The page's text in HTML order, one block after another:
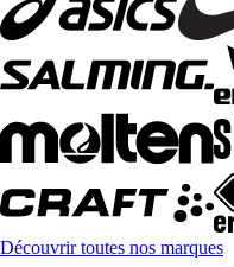
Découvrir toutes nos marques